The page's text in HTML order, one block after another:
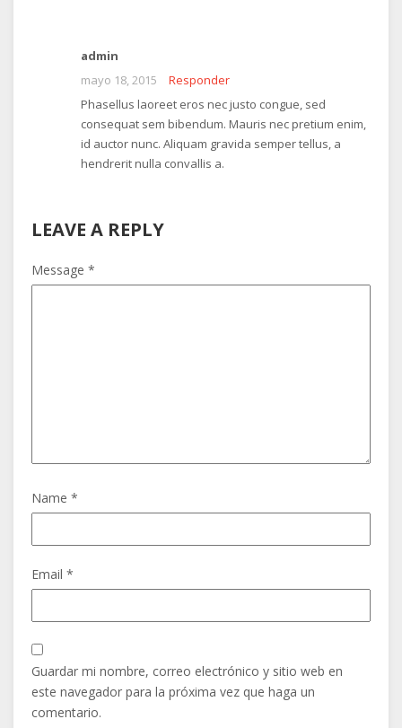
admin
mayo 18, 2015
Responder
Phasellus laoreet eros nec justo congue, sed
consequat sem bibendum. Mauris nec pretium enim,
id auctor nunc. Aliquam gravida semper tellus, a
hendrerit nulla convallis a.
LEAVE A REPLY
Message *
Name *
Email *
Guardar mi nombre, correo electrónico y sitio web en
este navegador para la próxima vez que haga un
comentario.